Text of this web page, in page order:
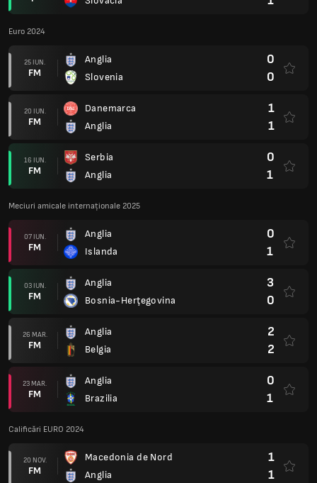
Euro 2024
25 IUN.
FM
Anglia
Slovenia
0
0
20 IUN.
FM
Danemarca
Anglia
1
1
16 IUN.
FM
Serbia
Anglia
0
1
Meciuri amicale internaționale 2025
07 IUN.
FM
Anglia
Islanda
0
1
03 IUN.
FM
Anglia
Bosnia-Herţegovina
3
0
26 MAR.
FM
Anglia
Belgia
2
2
23 MAR.
FM
Anglia
Brazilia
0
1
Calificări EURO 2024
20 NOV.
FM
Macedonia de Nord
Anglia
1
1